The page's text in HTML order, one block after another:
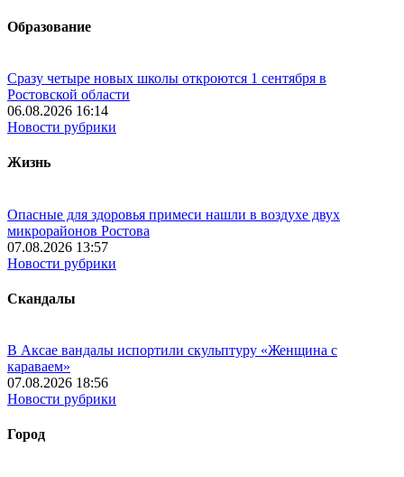
Образование
Сразу четыре новых школы откроются 1 сентября в
Ростовской области
06.08.2026 16:14
Новости рубрики
Жизнь
Опасные для здоровья примеси нашли в воздухе двух
микрорайонов Ростова
07.08.2026 13:57
Новости рубрики
Скандалы
В Аксае вандалы испортили скульптуру «Женщина с
караваем»
07.08.2026 18:56
Новости рубрики
Город